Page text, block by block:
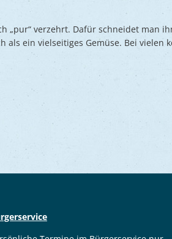
„pur“ verzehrt. Dafür schneidet man
als ein vielseitiges Gemüse. Bei